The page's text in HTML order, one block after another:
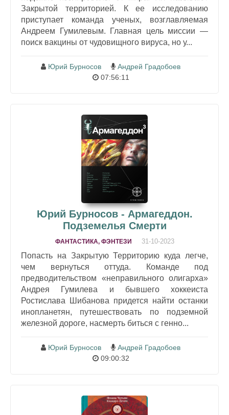
Закрытой территорией. К ее исследованию
приступает команда ученых, возглавляемая
Андреем Гумилевым. Главная цель миссии —
поиск вакцины от чудовищного вируса, но у...
Юрий Бурносов
Андрей Градобоев
07:56:11
Юрий Бурносов - Армагеддон.
Подземелья Смерти
ФАНТАСТИКА, ФЭНТЕЗИ 31-10-2023
Попасть на Закрытую Территорию куда легче,
чем вернуться оттуда. Команде под
предводительством «неправильного олигарха»
Андрея Гумилева и бывшего хоккеиста
Ростислава Шибанова придется найти останки
инопланетян, путешествовать по подземной
железной дороге, насмерть биться с генно...
Юрий Бурносов
Андрей Градобоев
09:00:32